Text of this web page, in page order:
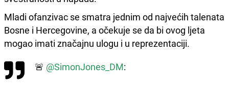
Mladi ofanzivac se smatra jednim od najvećih talenata
Bosne i Hercegovine, a očekuje se da bi ovog ljeta
mogao imati značajnu ulogu i u reprezentaciji.
🚨 @SimonJones_DM: